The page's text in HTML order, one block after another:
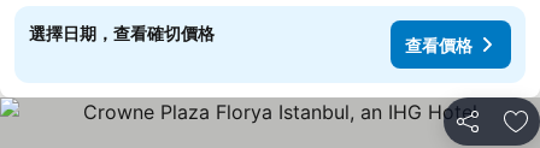
選擇日期，查看確切價格
查看價格
分享 加